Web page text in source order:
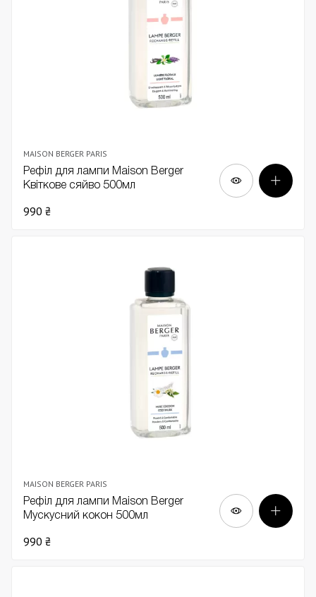
MAISON BERGER PARIS
Рефіл для лампи Maison Berger
Квіткове сяйво 500мл
990 ₴
MAISON BERGER PARIS
Рефіл для лампи Maison Berger
Мускусний кокон 500мл
990 ₴